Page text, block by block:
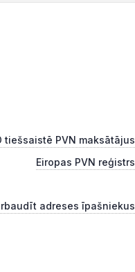
tiešsaistē PVN maksātājus
Eiropas PVN reģistrs
adreses īpašniekus